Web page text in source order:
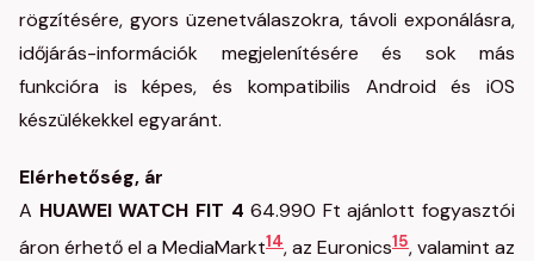
rögzítésére, gyors üzenetválaszokra, távoli exponálásra,
időjárás-információk megjelenítésére és sok más
funkcióra is képes, és kompatibilis Android és iOS
készülékekkel egyaránt.
Elérhetőség, ár
A HUAWEI WATCH FIT 4 64.990 Ft ajánlott fogyasztói
áron érhető el a MediaMarkt14, az Euronics15, valamint az